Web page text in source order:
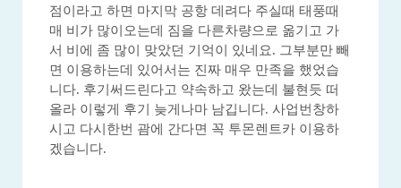
점이라고 하면 마지막 공항 데려다 주실때 태풍때
매 비가 많이오는데 짐을 다른차량으로 옮기고 가
서 비에 좀 많이 맞았던 기억이 있네요. 그부분만 빼
면 이용하는데 있어서는 진짜 매우 만족을 했었습
니다. 후기써드린다고 약속하고 왔는데 불현듯 떠
올라 이렇게 후기 늦게나마 남깁니다. 사업번창하
시고 다시한번 괌에 간다면 꼭 투몬렌트카 이용하
겠습니다.